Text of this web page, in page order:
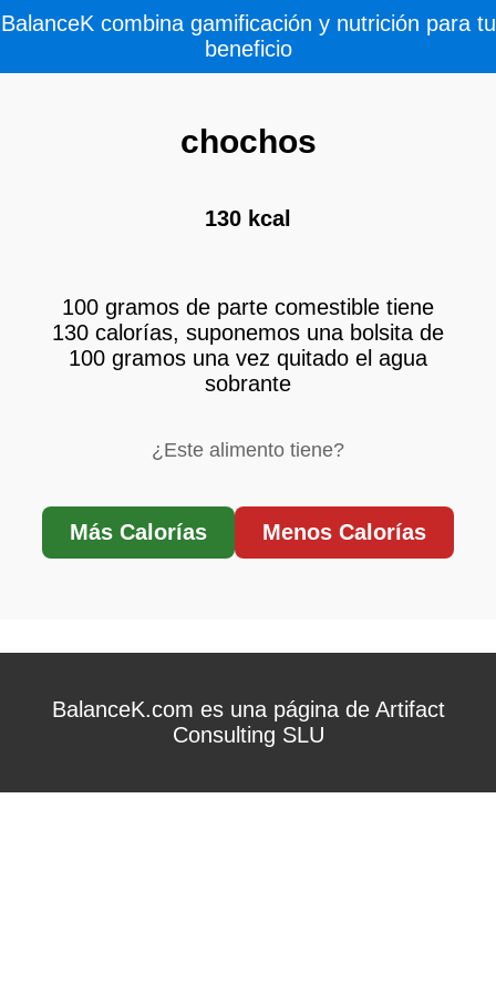
BalanceK combina gamificación y nutrición para tu
beneficio
chochos
130 kcal
100 gramos de parte comestible tiene
130 calorías, suponemos una bolsita de
100 gramos una vez quitado el agua
sobrante
¿Este alimento tiene?
Más Calorías Menos Calorías
BalanceK.com es una página de Artifact
Consulting SLU